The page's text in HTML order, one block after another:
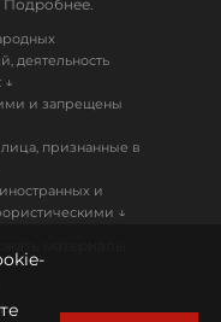
Подробнее.
деятельность
↓
и запрещены
признанные в
и
↓